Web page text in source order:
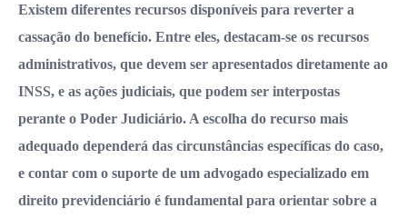
Existem diferentes recursos disponíveis para reverter a
cassação do benefício. Entre eles, destacam-se os recursos
administrativos, que devem ser apresentados diretamente ao
INSS, e as ações judiciais, que podem ser interpostas
perante o Poder Judiciário. A escolha do recurso mais
adequado dependerá das circunstâncias específicas do caso,
e contar com o suporte de um advogado especializado em
direito previdenciário é fundamental para orientar sobre a